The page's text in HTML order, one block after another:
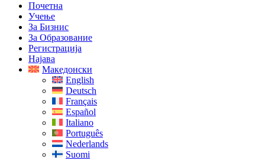
Почетна
Учење
За Бизнис
За Образование
Регистрација
Најава
Македонски
English
Deutsch
Français
Español
Italiano
Português
Nederlands
Suomi